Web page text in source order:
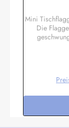
Mini
Die
wird. Auf
kleine
Tischflagge
lieferbar.
deutsche